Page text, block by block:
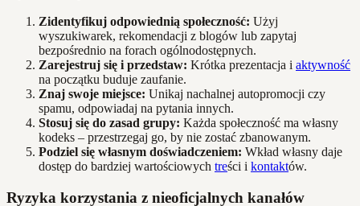
Zidentyfikuj odpowiednią społeczność: Użyj
wyszukiwarek, rekomendacji z blogów lub zapytaj
bezpośrednio na forach ogólnodostępnych.
Zarejestruj się i przedstaw: Krótka prezentacja i aktywność
na początku buduje zaufanie.
Znaj swoje miejsce: Unikaj nachalnej autopromocji czy
spamu, odpowiadaj na pytania innych.
Stosuj się do zasad grupy: Każda społeczność ma własny
kodeks – przestrzegaj go, by nie zostać zbanowanym.
Podziel się własnym doświadczeniem: Wkład własny daje
dostęp do bardziej wartościowych treści i kontaktów.
Ryzyka korzystania z nieoficjalnych kanałów